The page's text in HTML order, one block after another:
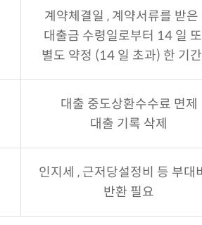
계약체결일 , 계약서류를 받은
대출금 수령일로부터 14 일
별도 약정 (14 일 초과) 한 기
대출 중도상환수수료 면제
대출 기록 삭제
인지세 , 근저당설정비 등 부대
반환 필요